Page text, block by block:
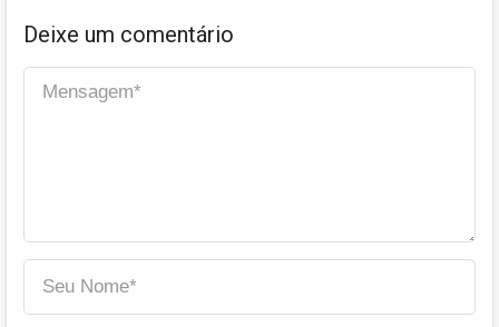
Deixe um comentário